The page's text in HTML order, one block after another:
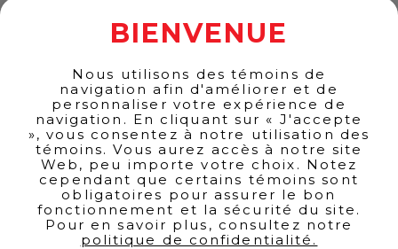
quantity
BACK TO PRODUCTS
BIENVENUE
Nous utilisons des témoins de
navigation afin d'améliorer et de
personnaliser votre expérience de
navigation. En cliquant sur « J'accepte
», vous consentez à notre utilisation des
témoins. Vous aurez accès à notre site
Web, peu importe votre choix. Notez
cependant que certains témoins sont
obligatoires pour assurer le bon
fonctionnement et la sécurité du site.
Pour en savoir plus, consultez notre
politique de confidentialité.